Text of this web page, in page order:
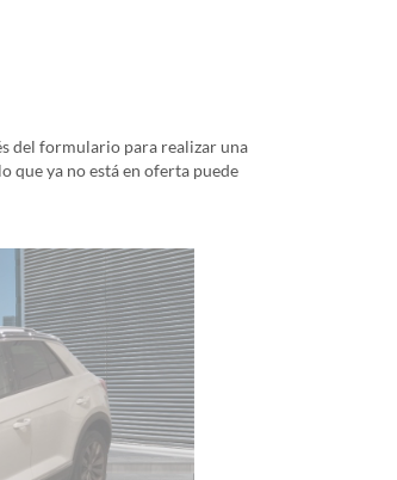
del formulario para realizar una
que ya no está en oferta puede